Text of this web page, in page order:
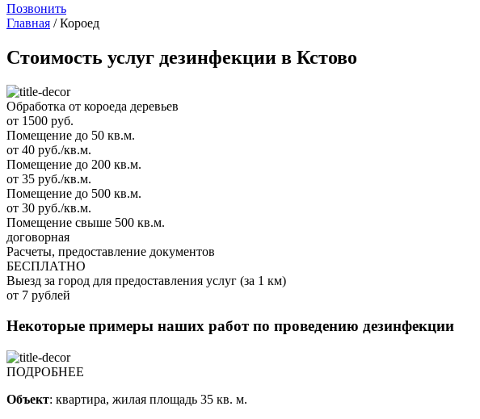
Позвонить
Главная /Короед
Стоимость услуг дезинфекции в Кстово
Обработка от короеда деревьев
от 1500 руб.
Помещение до 50 кв.м.
от 40 руб./кв.м.
Помещение до 200 кв.м.
от 35 руб./кв.м.
Помещение до 500 кв.м.
от 30 руб./кв.м.
Помещение свыше 500 кв.м.
договорная
Расчеты, предоставление документов
БЕСПЛАТНО
Выезд за город для предоставления услуг (за 1 км)
от 7 рублей
Некоторые примеры наших работ по проведению дезинфекции
ПОДРОБНЕЕ
Объект: квартира, жилая площадь 35 кв. м.